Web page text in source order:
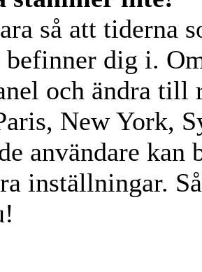
så att tiderna
befinner dig i.
och ändra till
New York,
användare kan
inställningar.